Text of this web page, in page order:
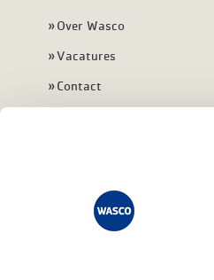
Over Wasco
Vacatures
Contact
Veelgestelde vragen